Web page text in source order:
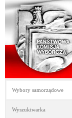
Wybory samorządowe
Wyszukiwarka